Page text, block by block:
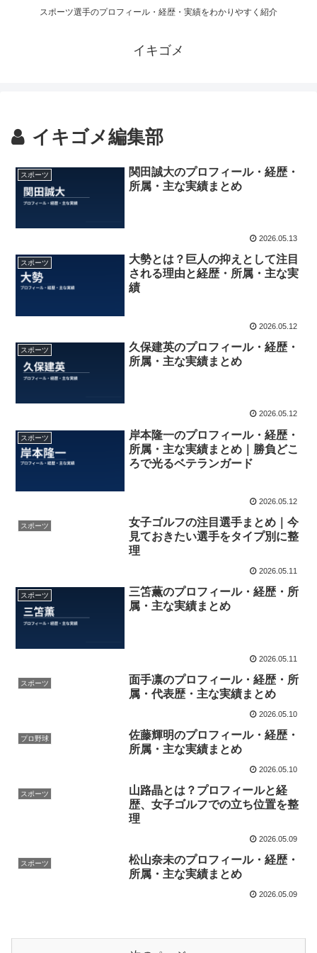
スポーツ選手のプロフィール・経歴・実績をわかりやすく紹介
イキゴメ
イキゴメ編集部
スポーツ
関田誠大のプロフィール・経歴・
所属・主な実績まとめ
2026.05.13
スポーツ
大勢とは？巨人の抑えとして注目
される理由と経歴・所属・主な実
績
2026.05.12
スポーツ
久保建英のプロフィール・経歴・
所属・主な実績まとめ
2026.05.12
スポーツ
岸本隆一のプロフィール・経歴・
所属・主な実績まとめ｜勝負どこ
ろで光るベテランガード
2026.05.12
スポーツ
女子ゴルフの注目選手まとめ｜今
見ておきたい選手をタイプ別に整
理
2026.05.11
スポーツ
三笘薫のプロフィール・経歴・所
属・主な実績まとめ
2026.05.11
スポーツ
面手凛のプロフィール・経歴・所
属・代表歴・主な実績まとめ
2026.05.10
プロ野球
佐藤輝明のプロフィール・経歴・
所属・主な実績まとめ
2026.05.10
スポーツ
山路晶とは？プロフィールと経
歴、女子ゴルフでの立ち位置を整
理
2026.05.09
スポーツ
松山奈未のプロフィール・経歴・
所属・主な実績まとめ
2026.05.09